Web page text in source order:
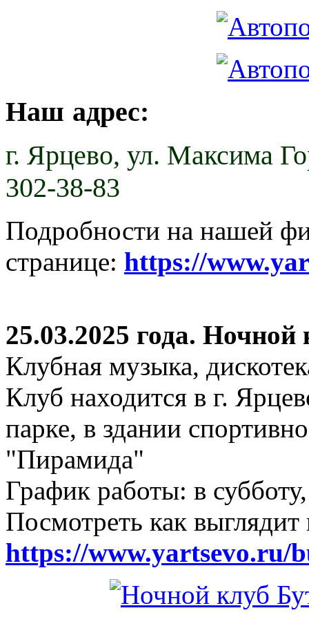
Наш адрес:
г. Ярцево, ул. Максима
302-38-83
Подробности на нашей
странице: https://
25.03.2025 года.
Клубная музыка,
Клуб находится в г.
парке, в здании
"Пирамида"
График работы: в
Посмотреть как
https://www.yartsevo.ru/